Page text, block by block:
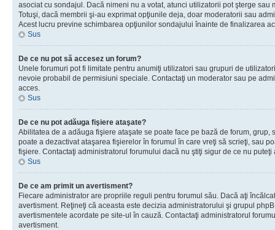
asociat cu sondajul. Dacă nimeni nu a votat, atunci utilizatorii pot şterge
Totuşi, dacă membrii şi-au exprimat opţiunile deja, doar moderatorii sau
Acest lucru previne schimbarea opţiunilor sondajului înainte de finalizarea
Sus
De ce nu pot să accesez un forum?
Unele forumuri pot fi limitate pentru anumiţi utilizatori sau grupuri de
nevoie probabil de permisiuni speciale. Contactaţi un moderator sau pe
acces.
Sus
De ce nu pot adăuga fişiere ataşate?
Abilitatea de a adăuga fişiere ataşate se poate face pe bază de forum, grup,
poate a dezactivat ataşarea fişierelor în forumul în care vreţi să scrieţi, sau
fişiere. Contactaţi administratorul forumului dacă nu ştiţi sigur de ce nu
Sus
De ce am primit un avertisment?
Fiecare administrator are propriile reguli pentru forumul său. Dacă aţi
avertisment. Reţineţi că aceasta este decizia administratorului şi grupul
avertismentele acordate pe site-ul în cauză. Contactaţi administratorul
avertisment.